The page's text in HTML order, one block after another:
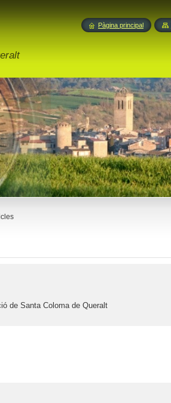
de Santa Coloma de Queralt
Pàgina principal